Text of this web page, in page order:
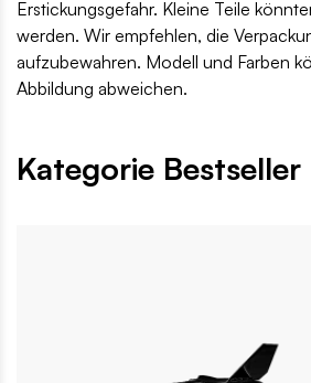
Erstickungsgefahr. Kleine Teile
werden. Wir empfehlen, die
aufzubewahren. Modell und Farben
Abbildung abweichen.
Kategorie Bestseller